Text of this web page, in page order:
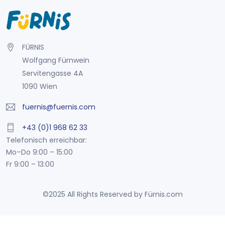
FÜRNIS
Wolfgang Fürnwein
Servitengasse 4A
1090 Wien
fuernis@fuernis.com
+43 (0)1 968 62 33
Telefonisch erreichbar:
Mo–Do 9:00 – 15:00
Fr 9:00 – 13:00
©2025 All Rights Reserved by Fürnis.com